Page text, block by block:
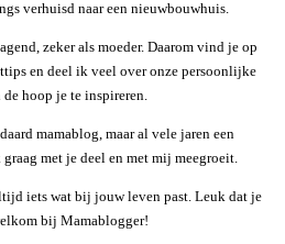
verhuisd naar een nieuwbouwhuis.
zeker als moeder. Daarom vind je op
en deel ik veel over onze persoonlijke
hoop je te inspireren.
mamablog, maar al vele jaren een
met je deel en met mij meegroeit.
iets wat bij jouw leven past. Leuk dat je
bij Mamablogger!